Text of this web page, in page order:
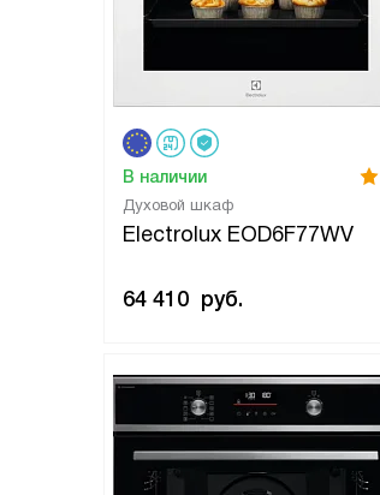
Духовой шкаф
Electrolux EOD6F77WV
В наличии
64 410 руб.